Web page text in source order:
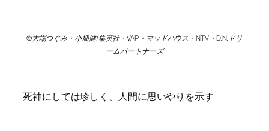
©大場つぐみ・小畑健/集英社・VAP・マッドハウス・NTV・D.N.ドリ
ームパートナーズ
死神にしては珍しく、人間に思いやりを示す